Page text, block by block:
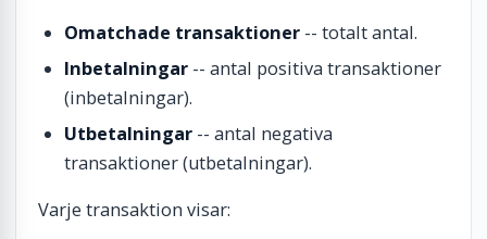
Omatchade transaktioner -- totalt antal.
Inbetalningar -- antal positiva transaktioner
(inbetalningar).
Utbetalningar -- antal negativa
transaktioner (utbetalningar).
Varje transaktion visar: